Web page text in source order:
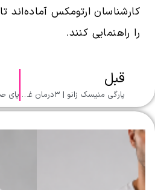
کارشناسان ارتومکس آماده‌اند تا
را راهنمایی کنند.
قبل
پارگی منیسک زانو | ۳درمان غیرجراحی